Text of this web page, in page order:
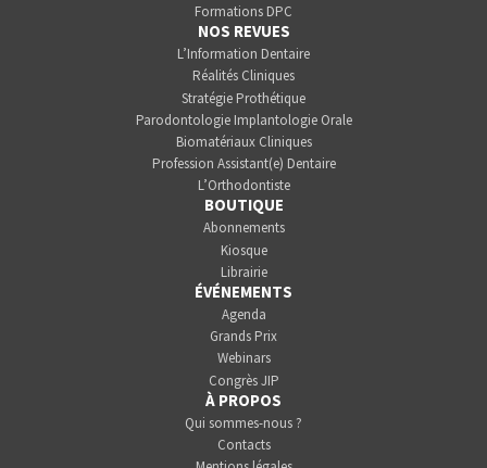
Formations DPC
NOS REVUES
L’Information Dentaire
Réalités Cliniques
Stratégie Prothétique
Parodontologie Implantologie Orale
Biomatériaux Cliniques
Profession Assistant(e) Dentaire
L’Orthodontiste
BOUTIQUE
Abonnements
Kiosque
Librairie
ÉVÉNEMENTS
Agenda
Grands Prix
Webinars
Congrès JIP
À PROPOS
Qui sommes-nous ?
Contacts